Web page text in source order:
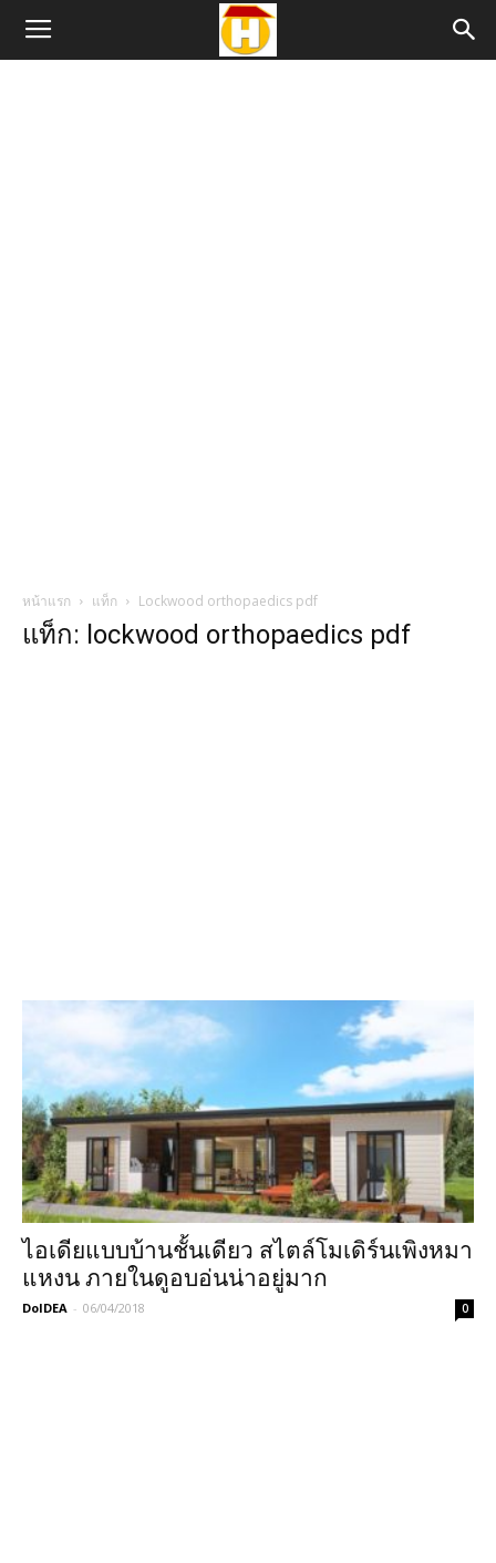
หน้าแรก แท็ก Lockwood orthopaedics pdf
แท็ก: lockwood orthopaedics pdf
ไอเดียแบบบ้านชั้นเดียว สไตล์โมเดิร์นเพิงหมา
แหงน ภายในดูอบอ่นน่าอยู่มาก
DoIDEA - 06/04/2018 0